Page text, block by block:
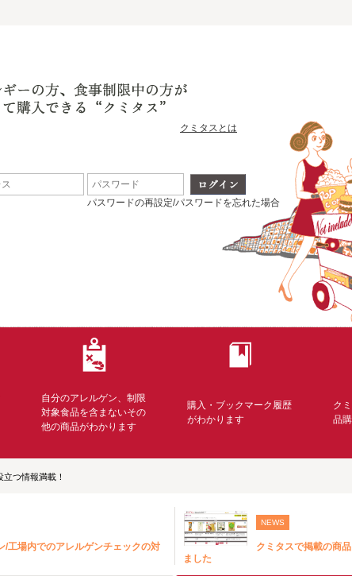
クミタスとは
パスワードの再設定/パスワードを忘れた場合
自分のアレルゲン、制限
対象食品を含まないその
他の商品がわかります
購入・ブックマーク履歴
がわかります
ク
品
つ情報満載！
/工場内でのアレルゲンチェックの対
NEWS
クミタスで掲載の商
ました